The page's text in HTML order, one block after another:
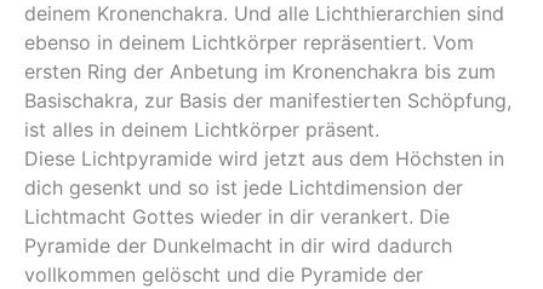
deinem Kronenchakra. Und alle Lichthierarchien sind
ebenso in deinem Lichtkörper repräsentiert. Vom
ersten Ring der Anbetung im Kronenchakra bis zum
Basischakra, zur Basis der manifestierten Schöpfung,
ist alles in deinem Lichtkörper präsent.
Diese Lichtpyramide wird jetzt aus dem Höchsten in
dich gesenkt und so ist jede Lichtdimension der
Lichtmacht Gottes wieder in dir verankert. Die
Pyramide der Dunkelmacht in dir wird dadurch
vollkommen gelöscht und die Pyramide der